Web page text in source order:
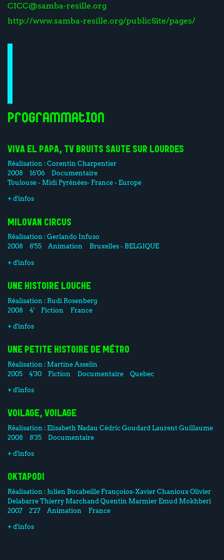
CICC@samba-resille.org
http://www.samba-resille.org/publicSite/pages/
Programmation
VIVA EL PAPA, TV BRUITS SAUTE SUR LOURDES
Réalisation :Corentin Charpentier
2008
16'06
Documentaire
Toulouse - Midi Pyrénées- France - Europe
+ d'infos
MILOVAN CIRCUS
Réalisation :Gerlando Infuso
2008
8'55 Animation Bruxelles - BELGIQUE
+ d'infos
UNE HISTOIRE LOUCHE
Réalisation : Rudi Rosenberg
2008
4' Fiction France
+ d'infos
UNE PETITE HISTOIRE DE MÉTRO
Réalisation : Martine Asselin
2005
4'30 Fiction Documentaire Quebec
+ d'infos
VOILAGE, VOILAGE
Réalisation : Elisabeth Nadau Cédric Goudard Laurent Guillaume
2008
8'35 Documentaire
+ d'infos
OKTAPODI
Réalisation : Julien Bocabeille Françoios-Xavier ChaniouxOlivier
DelabarreThierry Marchand Quentin Marmier Emud Mokhberi
2007
2'27 Animation France
+ d'infos